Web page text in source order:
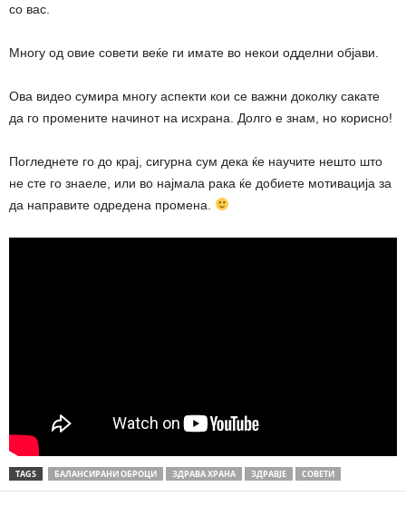
со вас.
Многу од овие совети веќе ги имате во некои одделни објави.
Ова видео сумира многу аспекти кои се важни доколку сакате
да го промените начинот на исхрана. Долго е знам, но корисно!
Погледнете го до крај, сигурна сум дека ќе научите нешто што
не сте го знаеле, или во најмала рака ќе добиете мотивација за
да направите одредена промена.
TAGS БАЛАНСИРАНИ ОБРОЦИ ЗДРАВА ХРАНА ЗДРАВЈЕ СОВЕТИ